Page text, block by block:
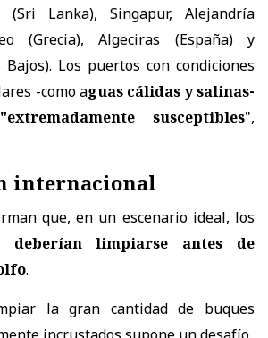
(Sri Lanka), Singapur, Alejandría
(Grecia), Algeciras (España) y
Bajos). Los puertos con condiciones
-como aguas cálidas y salinas-
susceptibles",
internacional
que, en un escenario ideal, los
deberían limpiarse antes de
.
la gran cantidad de buques